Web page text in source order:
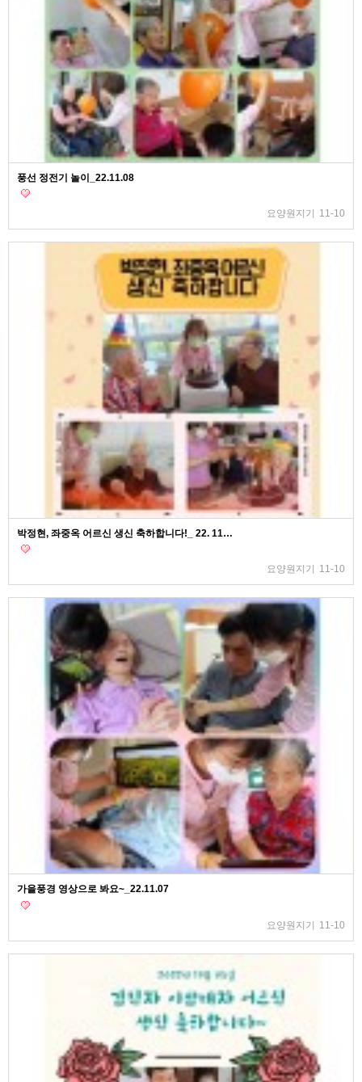
풍선 정전기 놀이_22.11.08
요양원지기 11-10
박정현, 좌중옥 어르신 생신 축하합니다!_ 22. 11…
요양원지기 11-10
가을풍경 영상으로 봐요~_22.11.07
요양원지기 11-10